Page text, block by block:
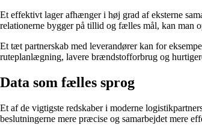
Et effektivt lager afhænger i høj grad af eksterne
relationerne bygger på tillid og fælles mål, kan man
Et tæt partnerskab med leverandører kan for
ruteplanlægning, lavere brændstofforbrug og
Data som fælles sprog
Et af de vigtigste redskaber i moderne
beslutningerne mere præcise og samarbejdet mere